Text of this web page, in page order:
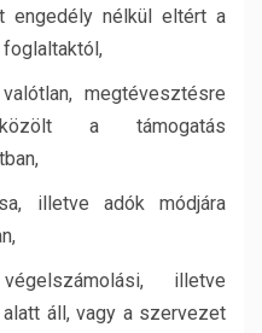
engedély nélkül eltért a
megtévesztésre
a támogatás
illetve adók módjára
illetve
áll, vagy a szervezet